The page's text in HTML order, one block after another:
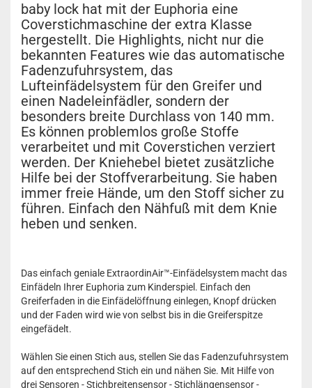
baby lock hat mit der Euphoria eine
Coverstichmaschine der extra Klasse
hergestellt. Die Highlights, nicht nur die
bekannten Features wie das automatische
Fadenzufuhrsystem, das
Lufteinfädelsystem für den Greifer und
einen Nadeleinfädler, sondern der
besonders breite Durchlass von 140 mm.
Es können problemlos große Stoffe
verarbeitet und mit Coverstichen verziert
werden. Der Kniehebel bietet zusätzliche
Hilfe bei der Stoffverarbeitung. Sie haben
immer freie Hände, um den Stoff sicher zu
führen. Einfach den Nähfuß mit dem Knie
heben und senken.
Das einfach geniale ExtraordinAir™-Einfädelsystem macht das
Einfädeln Ihrer Euphoria zum Kinderspiel. Einfach den
Greiferfaden in die Einfädelöffnung einlegen, Knopf drücken
und der Faden wird wie von selbst bis in die Greiferspitze
eingefädelt.
Wählen Sie einen Stich aus, stellen Sie das Fadenzufuhrsystem
auf den entsprechend Stich ein und nähen Sie. Mit Hilfe von
drei Sensoren - Stichbreitensensor - Stichlängensensor -